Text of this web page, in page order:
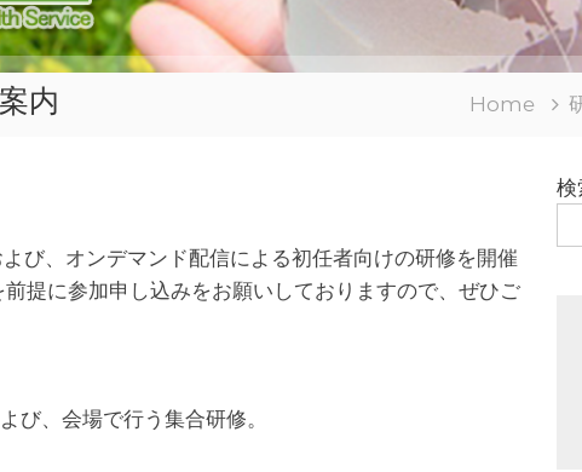
内 Home
び、オンデマンド配信による初任者向けの研修を開催
前提に参加申し込みをお願いしておりますので、ぜひご
、会場で行う集合研修。
検